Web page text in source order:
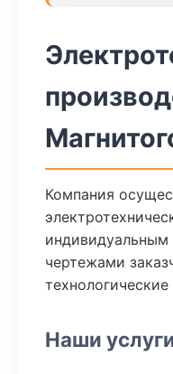
Компания
индивидуальным
чертежами
Наши